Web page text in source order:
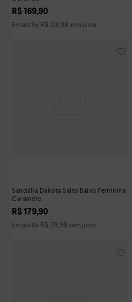
R$ 169,90
Em até 5x R$ 33,98 sem juros
Sandália Dakota Salto Baixo Feminina
Caramelo
R$ 179,90
Em até 6x R$ 29,98 sem juros